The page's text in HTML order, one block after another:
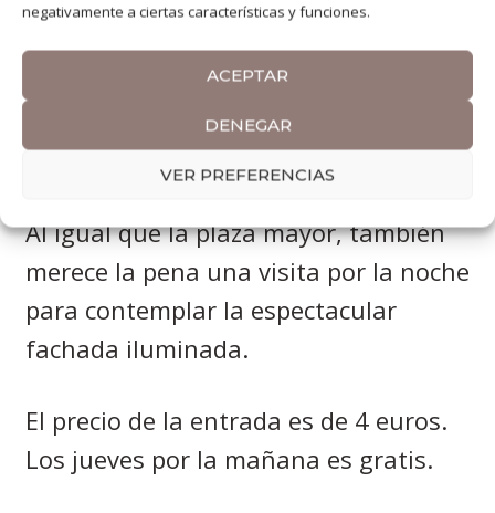
negativamente a ciertas características y funciones.
ACEPTAR
DENEGAR
VER PREFERENCIAS
siglo XIX y principios del XX. Sus salas
exhiben colecciones de vidrios,
porcelanas, joyas, y de muñecas de
porcelana francesa entre otras.
Al igual que la plaza mayor, también
merece la pena una visita por la noche
para contemplar la espectacular
fachada iluminada.
El precio de la entrada es de 4 euros.
Los jueves por la mañana es gratis.